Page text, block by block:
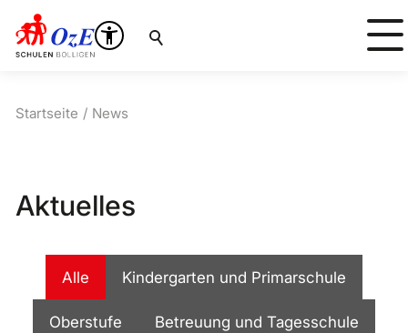
Suche
Startseite News
Aktuelles
Alle Kindergarten und Primarschule
Oberstufe Betreuung und Tagesschule